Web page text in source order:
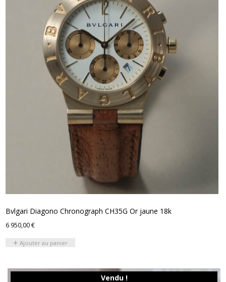
Bvlgari Diagono Chronograph CH35G Or jaune 18k
6 950,00€
Ajouter au panier
Vendu !